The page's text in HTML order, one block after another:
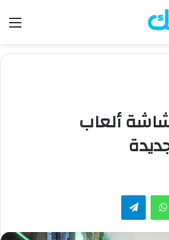
ألعاب
واتساب تيلقرام